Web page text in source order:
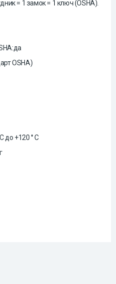
= 1 замок = 1 ключ (OSHA).
OSHA)
до +120 ° C